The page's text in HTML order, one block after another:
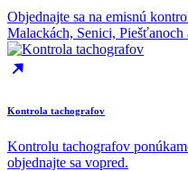
Objednajte sa na emisnú
Malackách, Senici, Piešťanoch
Kontrola tachografov
Kontrolu tachografov
objednajte sa vopred.